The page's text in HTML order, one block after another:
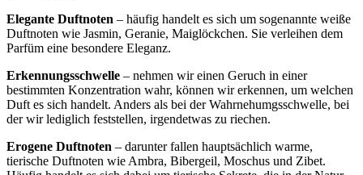
Elegante Duftnoten – häufig handelt es sich um sogenannte weiße
Duftnoten wie Jasmin, Geranie, Maiglöckchen. Sie verleihen dem
Parfüm eine besondere Eleganz.
Erkennungsschwelle – nehmen wir einen Geruch in einer
bestimmten Konzentration wahr, können wir erkennen, um welchen
Duft es sich handelt. Anders als bei der Wahrnehumgsschwelle, bei
der wir lediglich feststellen, irgendetwas zu riechen.
Erogene Duftnoten – darunter fallen hauptsächlich warme,
tierische Duftnoten wie Ambra, Bibergeil, Moschus und Zibet.